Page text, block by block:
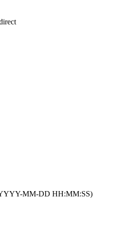
MM-DD HH:MM:SS)